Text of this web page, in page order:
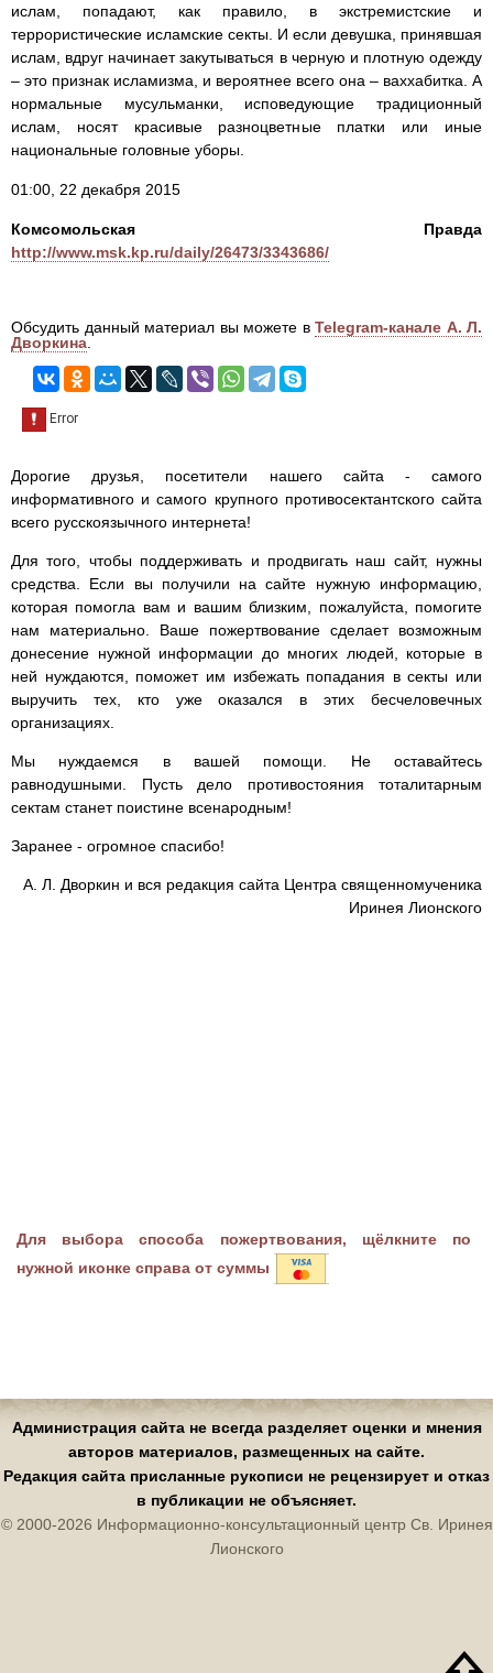
ислам, попадают, как правило, в экстремистские и
террористические исламские секты. И если девушка, принявшая
ислам, вдруг начинает закутываться в черную и плотную одежду
– это признак исламизма, и вероятнее всего она – ваххабитка. А
нормальные мусульманки, исповедующие традиционный
ислам, носят красивые разноцветные платки или иные
национальные головные уборы.
01:00, 22 декабря 2015
Комсомольская Правда
http://www.msk.kp.ru/daily/26473/3343686/
Обсудить данный материал вы можете в Telegram-канале А. Л.
Дворкина
Дорогие друзья, посетители нашего сайта - самого
информативного и самого крупного противосектантского сайта
всего русскоязычного интернета!
Для того, чтобы поддерживать и продвигать наш сайт, нужны
средства. Если вы получили на сайте нужную информацию,
которая помогла вам и вашим близким, пожалуйста, помогите
нам материально. Ваше пожертвование сделает возможным
донесение нужной информации до многих людей, которые в
ней нуждаются, поможет им избежать попадания в секты или
выручить тех, кто уже оказался в этих бесчеловечных
организациях.
Мы нуждаемся в вашей помощи. Не оставайтесь
равнодушными. Пусть дело противостояния тоталитарным
сектам станет поистине всенародным!
Заранее - огромное спасибо!
А. Л. Дворкин и вся редакция сайта Центра священномученика
Иринея Лионского
Для выбора способа пожертвования, щёлкните по
нужной иконке справа от суммы
Администрация сайта не всегда разделяет оценки и мнения
авторов материалов, размещенных на сайте.
Редакция сайта присланные рукописи не рецензирует и отказ
в публикации не объясняет.
© 2000-2026 Информационно-консультационный центр Св. Иринея
Лионского